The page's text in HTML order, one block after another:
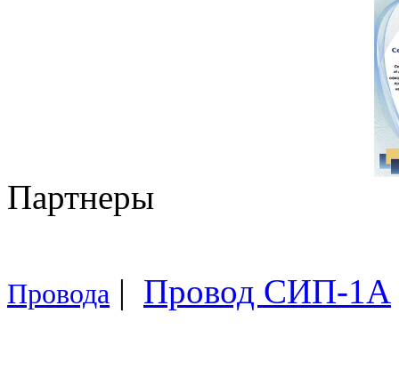
Партнеры
Провода | Провод СИП-1А